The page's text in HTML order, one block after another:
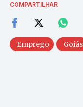
COMPARTILHAR
Emprego Goiás